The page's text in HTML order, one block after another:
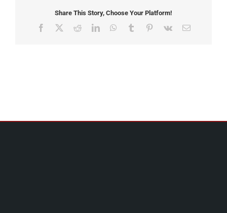
Share This Story, Choose Your Platform!
Facebook RedditLinkedInWhatsApp
Tumblr Pinterest
Vk Email